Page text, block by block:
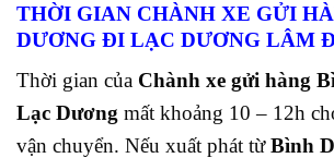
THỜI GIAN CHÀNH XE GỬI
DƯƠNG ĐI LẠC DƯƠNG LÂM
Thời gian của Chành xe gửi hàng
Lạc Dương mất khoảng 10 – 12h
vận chuyển. Nếu xuất phát từBình